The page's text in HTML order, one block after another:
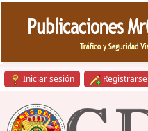
Iniciar sesión Registrarse